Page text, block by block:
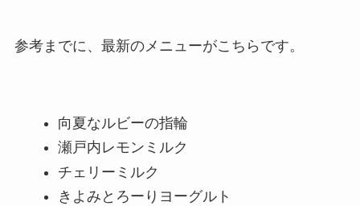
参考までに、最新のメニューがこちらです。
向夏なルビーの指輪
瀬戸内レモンミルク
チェリーミルク
きよみとろーりヨーグルト